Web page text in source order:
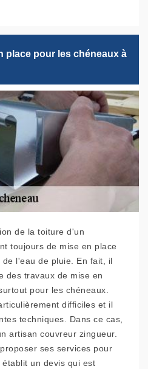
place pour les chéneaux à
de la toiture d'un
toujours de mise en place
l'eau de pluie. En fait, il
des travaux de mise en
pour les chéneaux.
difficiles et il
techniques. Dans ce cas,
artisan couvreur zingueur.
ses services pour
un devis qui est